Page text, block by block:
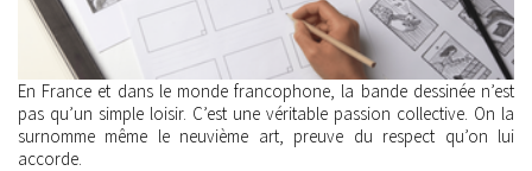
En France et dans le monde francophone, la bande dessinée n’est
pas qu’un simple loisir. C’est une véritable passion collective. On la
surnomme même le neuvième art, preuve du respect qu’on lui
accorde.